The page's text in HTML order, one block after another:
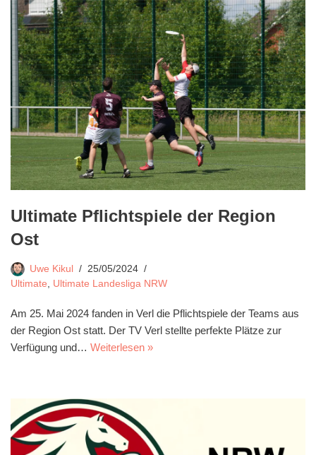
Ultimate Pflichtspiele der Region
Ost
Uwe Kikul
25/05/2024
Ultimate, Ultimate Landesliga NRW
Am 25. Mai 2024 fanden in Verl die Pflichtspiele der Teams aus
der Region Ost statt. Der TV Verl stellte perfekte Plätze zur
Verfügung und… Weiterlesen »